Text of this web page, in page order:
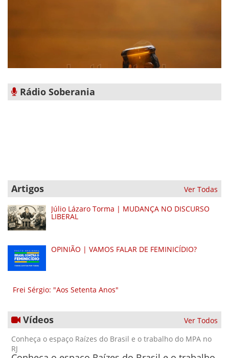
Rádio Soberania
Artigos Ver Todas
Júlio Lázaro Torma | MUDANÇA NO DISCURSO
LIBERAL
OPINIÃO | VAMOS FALAR DE FEMINICÍDIO?
Frei Sérgio: "Aos Setenta Anos"
Vídeos
Ver Todos
Conheça o espaço Raízes do Brasil e o trabalho do MPA no
RJ